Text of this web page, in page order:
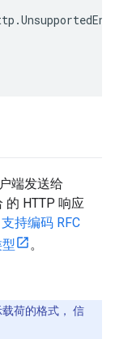
端发送给
的 HTTP 响应
支持编码 RFC
。
荷的格式， 信